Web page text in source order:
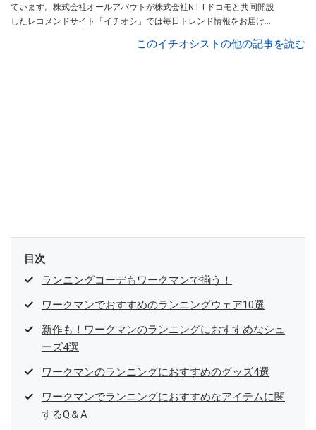
ています。株式会社オールアバウトが株式会社NTTドコモと共同開設
したレコメンドサイト「イチオシ」では毎日トレンド情報をお届け。
このイチオシストの他の記事を読む
目次
ランニングコーデもワークマンで揃う！
ワークマンでおすすめのランニングウェア10選
新作も！ワークマンのランニングにおすすめなシュ
ーズ4選
ワークマンのランニングにおすすめのグッズ4選
ワークマンでランニングにおすすめなアイテムに関
するQ＆A